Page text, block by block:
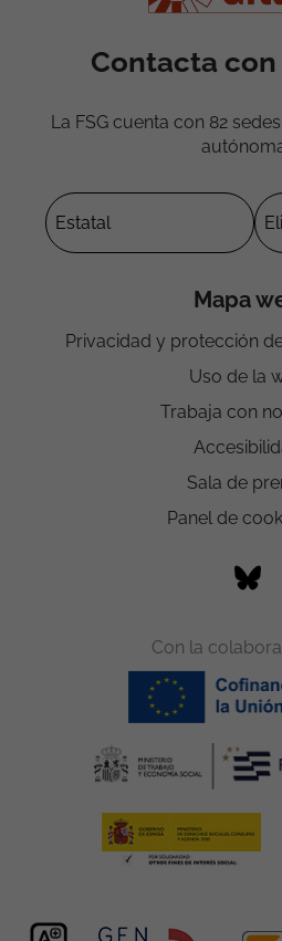
Contacta
La FSG cuenta con 82
Mapa
Privacidad y protección
Uso de la
Trabaja con
Sala de
Panel de
Con la